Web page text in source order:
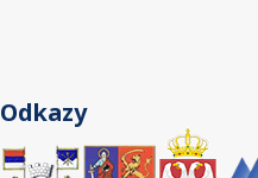
Odkazy